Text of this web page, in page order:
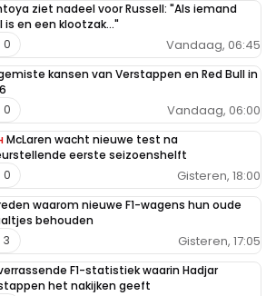
ziet nadeel voor Russell: "Als iemand
is en een klootzak..."
Vandaag, 06:45
0
kansen van Verstappen en Red Bull in
Vandaag, 06:00
0
McLaren wacht nieuwe test na
eerste seizoenshelft
Gisteren, 18:00
0
waarom nieuwe F1-wagens hun oude
behouden
Gisteren, 17:05
3
F1-statistiek waarin Hadjar
het nakijken geeft